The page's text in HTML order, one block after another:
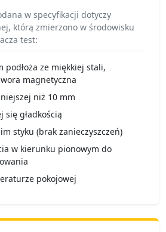
w specyfikacji dotyczy
którą zmierzono w środowisku
test:
podłoża ze miękkiej stali,
magnetyczna
niż 10 mm
się gładkością
styku (brak zanieczyszczeń)
w kierunku pionowym do
pokojowej